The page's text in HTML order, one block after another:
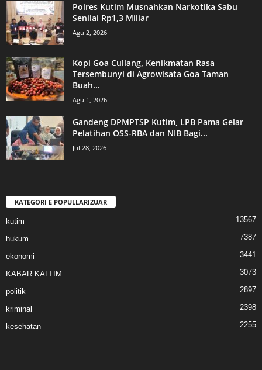
Polres Kutim Musnahkan Narkotika Sabu
Senilai Rp1,3 Miliar
Agu 2, 2026
Kopi Goa Cullang, Kenikmatan Rasa
Tersembunyi di Agrowisata Goa Taman
Buah...
Agu 1, 2026
Gandeng DPMPTSP Kutim, LPB Pama Gelar
Pelatihan OSS-RBA dan NIB Bagi...
Jul 28, 2026
KATEGORI E POPULLARIZUAR
kutim 13567
hukum 7387
ekonomi 3441
KABAR KALTIM 3073
politik 2897
kriminal 2398
kesehatan 2255